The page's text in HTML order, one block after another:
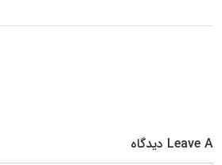
Leave A دیدگاه